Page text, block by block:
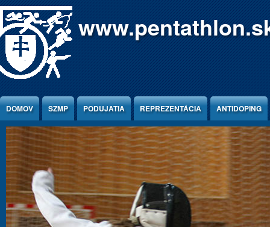
Jump to Content
DOMOV SZMP PODUJATIA REPREZENTÁCIA ANTIDOPING